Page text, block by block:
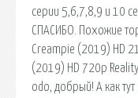
серии 5,6,7,8,9 и 10
СПАСИБО. Похожие
Creampie (2019) HD
(2019) HD 720p
odo, добрый! А как тут